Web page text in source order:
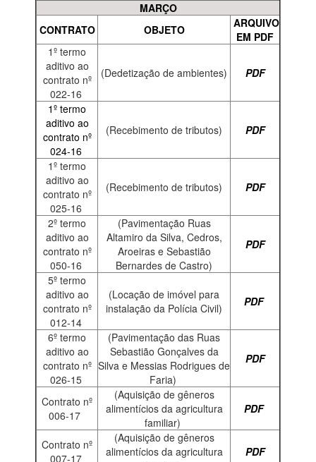
MARÇO
CONTRATO
OBJETO
ARQUIVO
EM PDF
1º termo
aditivo ao
contrato nº
022-16
(Dedetização de ambientes) PDF
1º termo
aditivo ao
contrato nº
024-16
(Recebimento de tributos) PDF
1º termo
aditivo ao
contrato nº
025-16
(Recebimento de tributos) PDF
2º termo
aditivo ao
contrato nº
050-16
(Pavimentação Ruas
Altamiro da Silva, Cedros,
Aroeiras e Sebastião
Bernardes de Castro)
PDF
5º termo
aditivo ao
contrato nº
012-14
(Locação de imóvel para
instalação da Polícia Civil)
PDF
6º termo
aditivo ao
contrato nº
026-15
(Pavimentação das Ruas
Sebastião Gonçalves da
Silva e Messias Rodrigues de
Faria)
PDF
Contrato nº
006-17
(Aquisição de gêneros
alimentícios da agricultura
familiar)
PDF
Contrato nº
007-17
(Aquisição de gêneros
alimentícios da agricultura
PDF